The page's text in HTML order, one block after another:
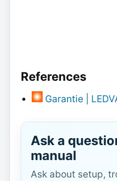
References
Garantie |
Ask a
manual
Ask about setup,